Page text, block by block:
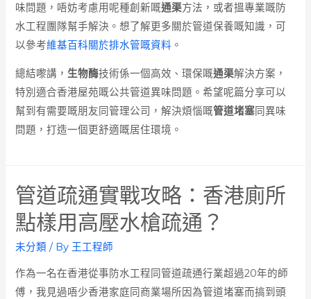
味問題，唔妨考慮用呢種創新嘅通渠方法，或者搵專業嘅防
水工程團隊幫手解決。想了解更多關於管道保養嘅知識，可
以參考維基百科關於排水管嘅資料 。
總結嚟講， 生物酶技術係一個高效、環保嘅通渠解決方案，
特別適合香港屋苑嘅公共管道異味問題。希望呢篇分享可以
幫到有需要嘅朋友同管理公司，解決煩惱嘅管道堵塞同異味
問題，打造一個更舒適嘅居住環境。
管道疏通實戰攻略：香港廁所
點樣用高壓水槍疏通？
未分類 / By 王工程師
作為一名在香港從事防水工程同管道疏通行業超過20年的師
傅，我見過唔少香港家庭同商業場所因為管道堵塞而搞到頭